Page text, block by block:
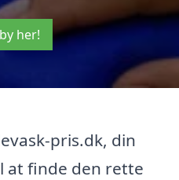
her!
pris.dk, din
at finde den rette